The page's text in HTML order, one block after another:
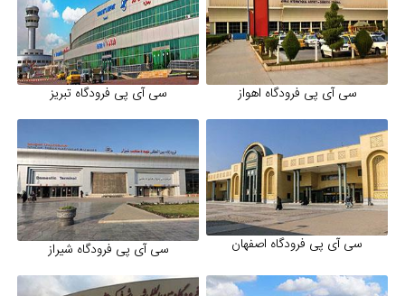
سی آی پی فرودگاه اهواز سی آی پی فرودگاه تبریز
سی آی پی فرودگاه اصفهان سی آی پی فرودگاه شیراز